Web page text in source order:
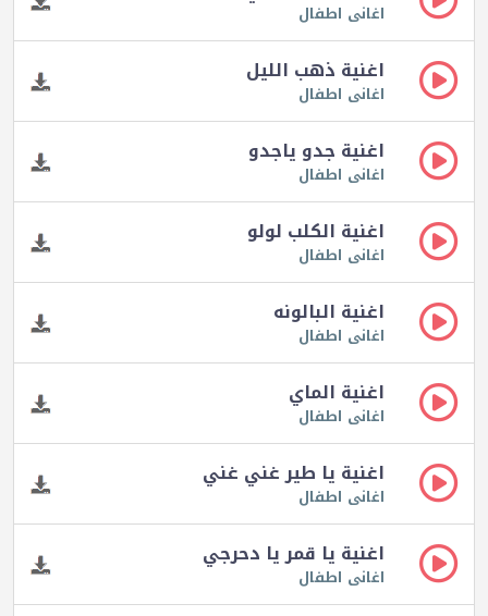
اغانى اطفال
اغنية ذهب الليل
اغانى اطفال
اغنية جدو ياجدو
اغانى اطفال
اغنية الكلب لولو
اغانى اطفال
اغنية البالونه
اغانى اطفال
اغنية الماي
اغانى اطفال
اغنية يا طير غني غني
اغانى اطفال
اغنية يا قمر يا دحرجي
اغانى اطفال